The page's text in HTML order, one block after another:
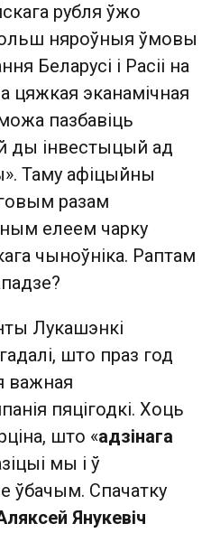
рубля ўжо
няроўныя ўмовы
Беларусі і Расіі на
цяжкая эканамічная
пазбавіць
ды інвестыцый ад
Таму афіцыйны
разам
елеем чарку
чыноўніка. Раптам
Лукашэнкі
што праз год
важная
пяцігодкі. Хоць
што «адзінага
мы і ў
ўбачым. Спачатку
Янукевіч